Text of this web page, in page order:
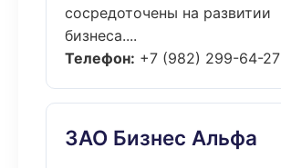
сосредоточены на развитии
бизнеса....
Телефон: +7 (982) 299-64-27
ЗАО Бизнес Альфа